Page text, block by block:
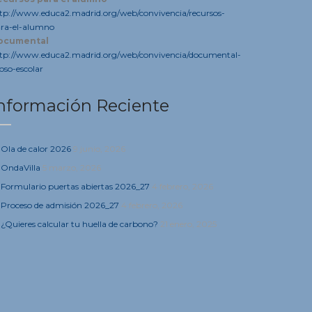
www.educa2.madrid.org/web/convivencia/recursos-
el-alumno
www.educa2.madrid.org/web/convivencia/documental-
escolar
Reciente
Ola de calor 2026 9 junio, 2026
OndaVilla 5 marzo, 2026
Formulario puertas abiertas 2026_27 4 febrero, 2026
Proceso de admisión 2026_27 4 febrero, 2026
¿Quieres calcular tu huella de carbono? 21 enero, 2025